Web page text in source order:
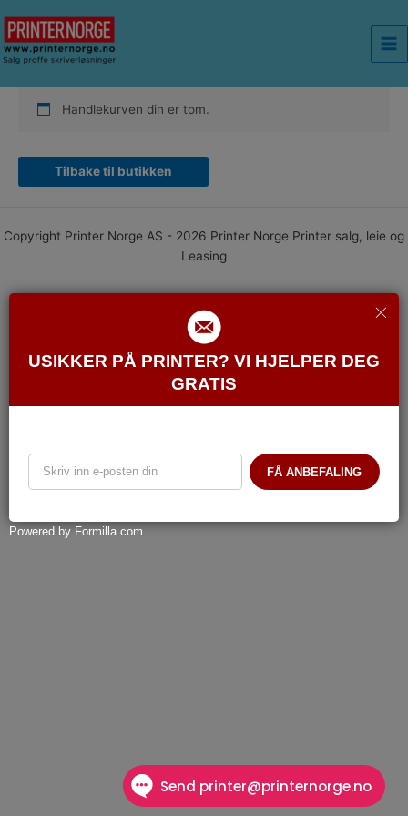
rett
til
Handlekurv
<p><br>
Handlekurven din er tom.
Tilbake til butikken
Copyright Printer Norge AS - 2026 Printer Norge Printer salg, leie og
Leasing
USIKKER PÅ PRINTER? VI HJELPER DEG
GRATIS
FÅ ANBEFALING
Powered by Formilla.com